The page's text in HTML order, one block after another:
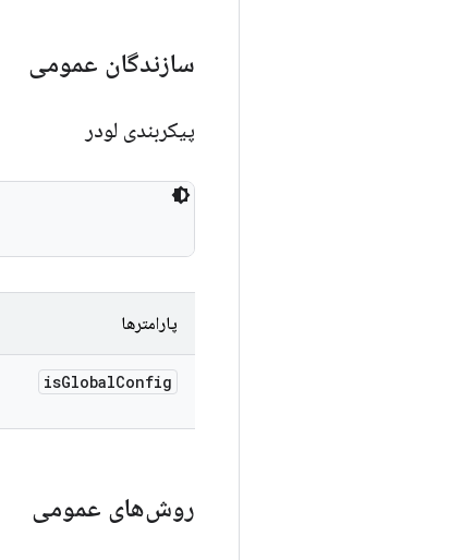
سازندگان عمومی
پیکربندی لودر
پارامترها
isGlobalConfig
روش‌های عمومی